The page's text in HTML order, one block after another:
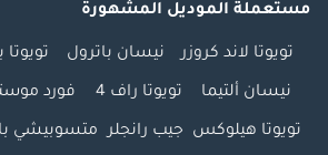
مستعملة الموديل المشهورة
تويوتا لاند كروزر نيسان باترول تويوتا
نيسان ألتيما تويوتا راف 4 فورد
تويوتا هيلوكس جيب رانجلر متسوبيشي